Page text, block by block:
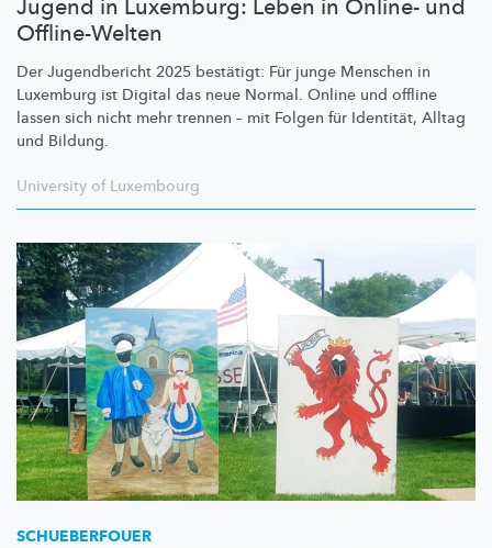
Jugend in Luxemburg: Leben in Online- und
Offline-Welten
Der Jugendbericht 2025 bestätigt: Für junge Menschen in
Luxemburg ist Digital das neue Normal. Online und offline
lassen sich nicht mehr trennen – mit Folgen für Identität, Alltag
und Bildung.
University of Luxembourg
SCHUEBERFOUER